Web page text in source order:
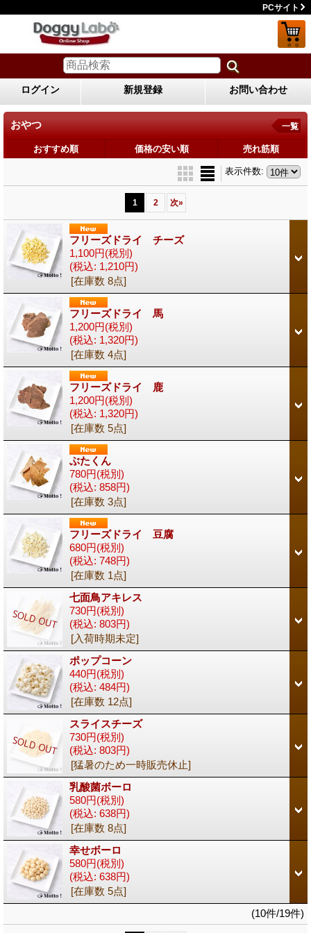
PCサイト
ログイン 新規登録 お問い合わせ
おやつ 一覧
おすすめ順 価格の安い順 売れ筋順
表示件数:
1 2 次»
フリーズドライ チーズ
1,100円(税別)
(税込: 1,210円)
[在庫数 8点]
フリーズドライ 馬
1,200円(税別)
(税込: 1,320円)
[在庫数 4点]
フリーズドライ 鹿
1,200円(税別)
(税込: 1,320円)
[在庫数 5点]
ぶたくん
780円(税別)
(税込: 858円)
[在庫数 3点]
フリーズドライ 豆腐
680円(税別)
(税込: 748円)
[在庫数 1点]
七面鳥アキレス
730円(税別)
(税込: 803円)
[入荷時期未定]
ポップコーン
440円(税別)
(税込: 484円)
[在庫数 12点]
スライスチーズ
730円(税別)
(税込: 803円)
[猛暑のため一時販売休止]
乳酸菌ボーロ
580円(税別)
(税込: 638円)
[在庫数 8点]
幸せボーロ
580円(税別)
(税込: 638円)
[在庫数 5点]
(10件/19件)